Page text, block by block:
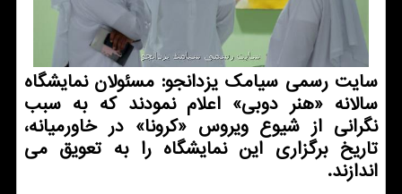
سایت رسمی سیامك یزدانجو: مسئولان نمایشگاه
سالانه «هنر دوبی» اعلام نمودند كه به سبب
نگرانی از شیوع ویروس «كرونا» در خاورمیانه،
تاریخ برگزاری این نمایشگاه را به تعویق می
اندازند.